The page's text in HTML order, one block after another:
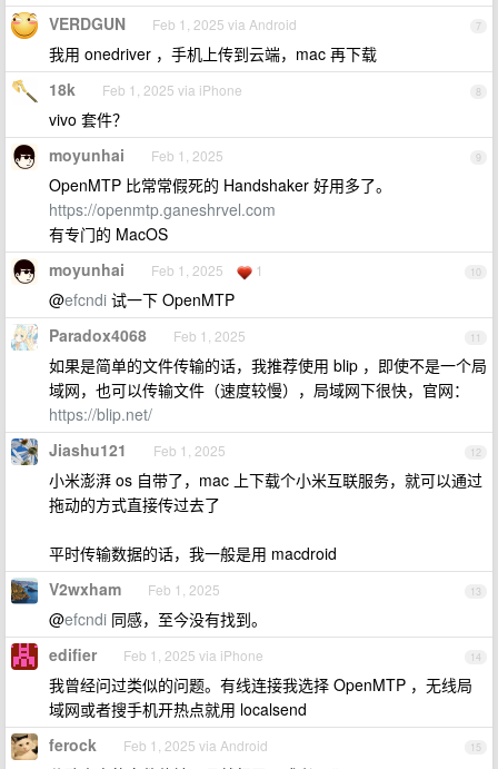
7
VERDGUN Feb 1, 2025 via Android
我用 onedriver ，手机上传到云端，mac 再下载
8
18k Feb 1, 2025 via iPhone
vivo 套件？
9
moyunhai Feb 1, 2025
OpenMTP 比常常假死的 Handshaker 好用多了。
https://openmtp.ganeshrvel.com
有专门的 MacOS
10
moyunhai Feb 1, 2025 1
@efcndi 试一下 OpenMTP
11
Paradox4068 Feb 1, 2025
如果是简单的文件传输的话，我推荐使用 blip ，即使不是一个局
域网，也可以传输文件（速度较慢），局域网下很快，官网：
https://blip.net/
12
Jiashu121 Feb 1, 2025
小米澎湃 os 自带了，mac 上下载个小米互联服务，就可以通过
拖动的方式直接传过去了
平时传输数据的话，我一般是用 macdroid
13
V2wxham Feb 1, 2025
@efcndi 同感，至今没有找到。
14
edifier Feb 1, 2025 via iPhone
我曾经问过类似的问题。有线连接我选择 OpenMTP ，无线局
域网或者搜手机开热点就用 localsend
15
ferock Feb 1, 2025 via Android